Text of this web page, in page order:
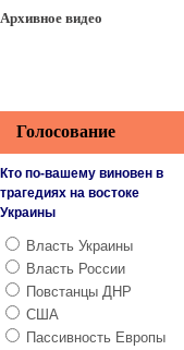
Архивное видео
Голосование
Кто по-вашему виновен в
трагедиях на востоке
Украины
Власть Украины
Власть России
Повстанцы ДНР
США
Пассивность Европы